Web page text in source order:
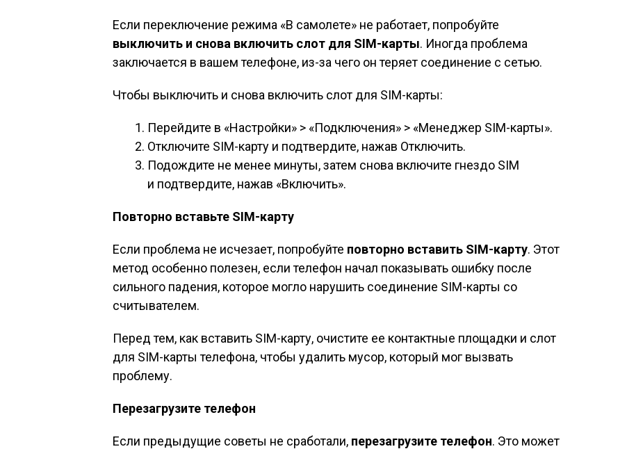
Если переключение режима «В самолете» не работает, попробуйте
выключить и снова включить слот для SIM-карты. Иногда проблема
заключается в вашем телефоне, из-за чего он теряет соединение с сетью.
Чтобы выключить и снова включить слот для SIM-карты:
Перейдите в «Настройки» > «Подключения» > «Менеджер SIM-карты».
Отключите SIM-карту и подтвердите, нажав Отключить.
Подождите не менее минуты, затем снова включите гнездо SIM
и подтвердите, нажав «Включить».
Повторно вставьте SIM-карту
Если проблема не исчезает, попробуйте повторно вставить SIM-карту. Этот
метод особенно полезен, если телефон начал показывать ошибку после
сильного падения, которое могло нарушить соединение SIM-карты со
считывателем.
Перед тем, как вставить SIM-карту, очистите ее контактные площадки и слот
для SIM-карты телефона, чтобы удалить мусор, который мог вызвать
проблему.
Перезагрузите телефон
Если предыдущие советы не сработали, перезагрузите телефон. Это может